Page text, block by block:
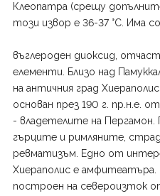
Клеопатра (срещу
този извор е 36-37 °С. Има
въглероден диоксид,
елементи. Близо над
на античния град
основан през 190 г. пр.н.е.
- владетелите на Пергамон.
гърците и римляните,
ревматизъм. Едно от
Хиераполис е амфитеатъра.
построен на североизток